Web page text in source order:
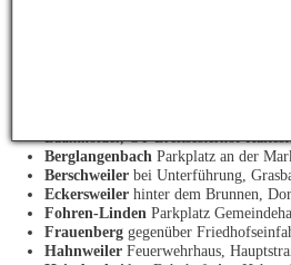
Baumholder, OT Breitsesterhof
Berglangenbach Parkplatz an der
Berschweiler bei Unterführung,
Eckersweiler hinter dem Brunnen,
Fohren-Linden Parkplatz
Frauenberg gegenüber
Hahnweiler Feuerwehrhaus,